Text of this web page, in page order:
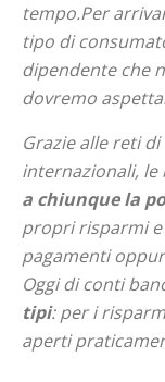
tempo.Per
tipo di
dipendente che
dovremo
Grazie alle reti
internazionali,
a chiunque la
propri risparmi e
pagamenti
Oggi di conti
tipi: per i
aperti